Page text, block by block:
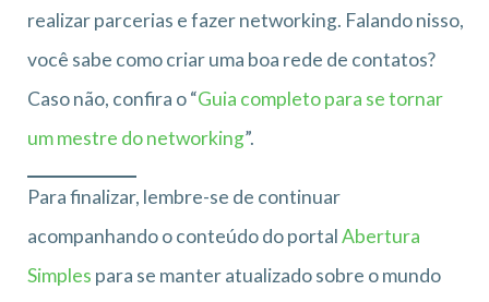
realizar parcerias e fazer networking. Falando nisso,
você sabe como criar uma boa rede de contatos?
Caso não, confira o “Guia completo para se tornar
um mestre do networking”.
Para finalizar, lembre-se de continuar
acompanhando o conteúdo do portalAbertura
Simples para se manter atualizado sobre o mundo